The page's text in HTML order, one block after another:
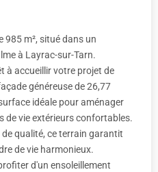
985 m², situé dans un
à Layrac-sur-Tarn.
à accueillir votre projet de
généreuse de 26,77
idéale pour aménager
de vie extérieurs confortables.
qualité, ce terrain garantit
de vie harmonieux.
d'un ensoleillement